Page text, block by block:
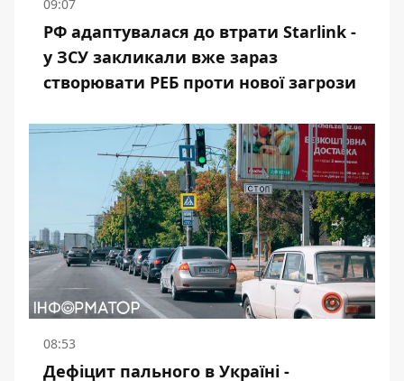
09:07
РФ адаптувалася до втрати Starlink -
у ЗСУ закликали вже зараз
створювати РЕБ проти нової загрози
08:53
Дефіцит пального в Україні -